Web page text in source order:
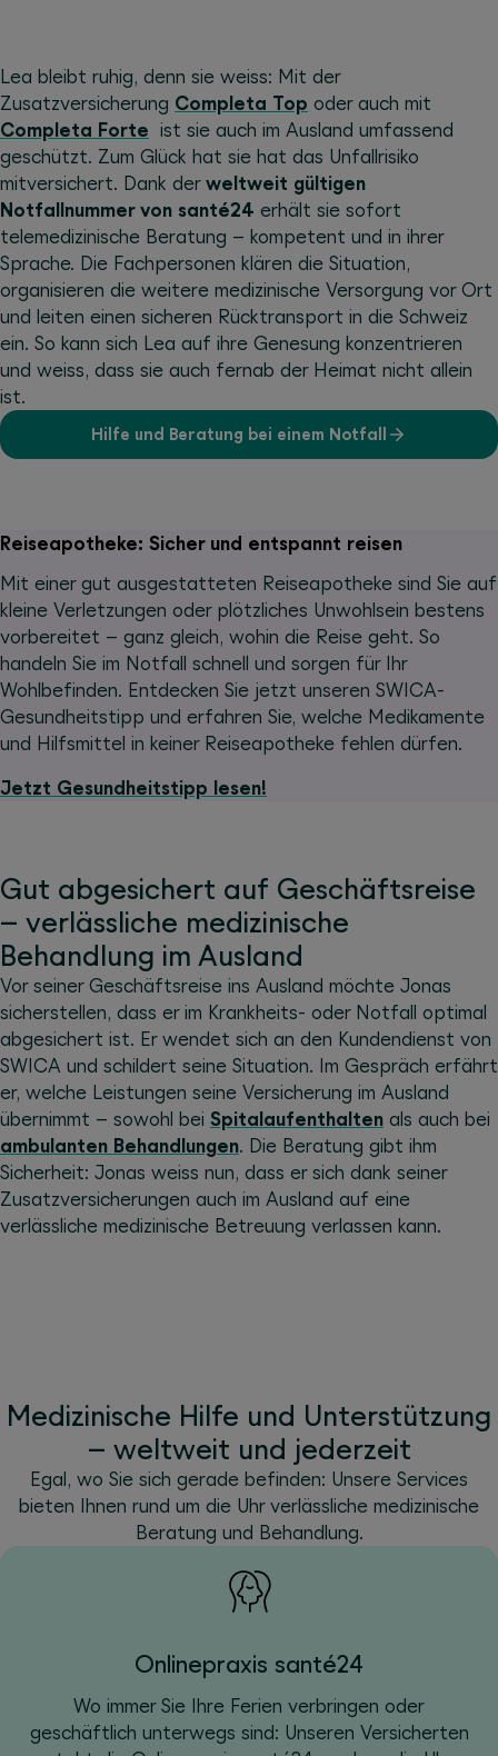
Lea bleibt ruhig, denn sie weiss: Mit der
Zusatzversicherung Completa Top oder auch mit
Completa Forte ist sie auch im Ausland umfassend
geschützt. Zum Glück hat sie hat das Unfallrisiko
mitversichert. Dank der weltweit gültigen
Notfallnummer von santé24 erhält sie sofort
telemedizinische Beratung – kompetent und in ihrer
Sprache. Die Fachpersonen klären die Situation,
organisieren die weitere medizinische Versorgung vor Ort
und leiten einen sicheren Rücktransport in die Schweiz
ein. So kann sich Lea auf ihre Genesung konzentrieren
und weiss, dass sie auch fernab der Heimat nicht allein
ist.
Hilfe und Beratung bei einem Notfall
Reiseapotheke: Sicher und entspannt reisen
Mit einer gut ausgestatteten Reiseapotheke sind Sie auf
kleine Verletzungen oder plötzliches Unwohlsein bestens
vorbereitet – ganz gleich, wohin die Reise geht. So
handeln Sie im Notfall schnell und sorgen für Ihr
Wohlbefinden. Entdecken Sie jetzt unseren SWICA-
Gesundheitstipp und erfahren Sie, welche Medikamente
und Hilfsmittel in keiner Reiseapotheke fehlen dürfen.
Jetzt Gesundheitstipp lesen!
Gut abgesichert auf Geschäftsreise
– verlässliche medizinische
Behandlung im Ausland
Vor seiner Geschäftsreise ins Ausland möchte Jonas
sicherstellen, dass er im Krankheits- oder Notfall optimal
abgesichert ist. Er wendet sich an den Kundendienst von
SWICA und schildert seine Situation. Im Gespräch erfährt
er, welche Leistungen seine Versicherung im Ausland
übernimmt – sowohl bei Spitalaufenthalten als auch bei
ambulanten Behandlungen. Die Beratung gibt ihm
Sicherheit: Jonas weiss nun, dass er sich dank seiner
Zusatzversicherungen auch im Ausland auf eine
verlässliche medizinische Betreuung verlassen kann.
Medizinische Hilfe und Unterstützung
– weltweit und jederzeit
Egal, wo Sie sich gerade befinden: Unsere Services
bieten Ihnen rund um die Uhr verlässliche medizinische
Beratung und Behandlung.
Onlinepraxis santé24
Wo immer Sie Ihre Ferien verbringen oder
geschäftlich unterwegs sind: Unseren Versicherten